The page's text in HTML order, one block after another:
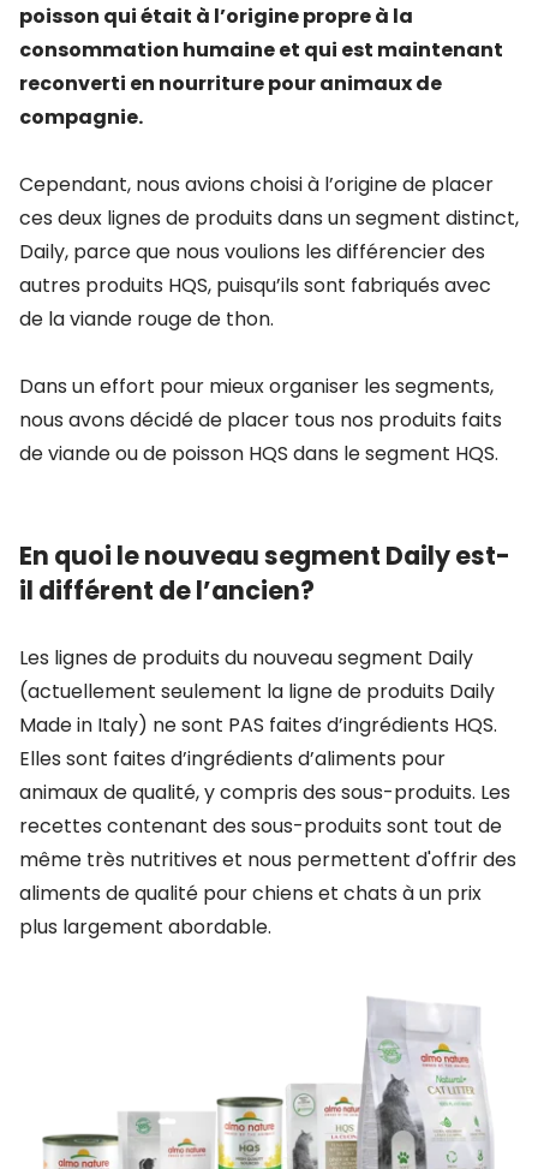
poisson qui était à l’origine propre à la
consommation humaine et qui est maintenant
reconverti en nourriture pour animaux de
compagnie.
Cependant, nous avions choisi à l’origine de placer
ces deux lignes de produits dans un segment distinct,
Daily, parce que nous voulions les différencier des
autres produits HQS, puisqu’ils sont fabriqués avec
de la viande rouge de thon.
Dans un effort pour mieux organiser les segments,
nous avons décidé de placer tous nos produits faits
de viande ou de poisson HQS dans le segment HQS.
En quoi le nouveau segment Daily est-
il différent de l’ancien?
Les lignes de produits du nouveau segment Daily
(actuellement seulement la ligne de produits Daily
Made in Italy) ne sont PAS faites d’ingrédients HQS.
Elles sont faites d’ingrédients d’aliments pour
animaux de qualité, y compris des sous-produits. Les
recettes contenant des sous-produits sont tout de
même très nutritives et nous permettent d'offrir des
aliments de qualité pour chiens et chats à un prix
plus largement abordable.